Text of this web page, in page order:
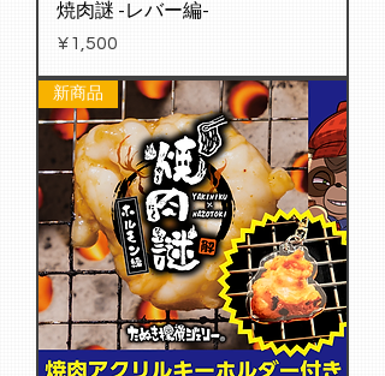
焼肉謎 -レバー編-
Price
¥1,500
新商品